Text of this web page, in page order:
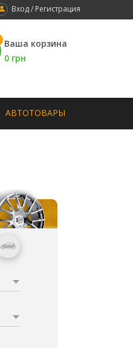
Вход / Регистрация
Ваша корзина
0 грн
АВТОТОВАРЫ